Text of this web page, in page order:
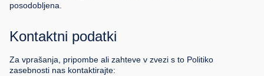
posodobljena.
Kontaktni podatki
Za vprašanja, pripombe ali zahteve v zvezi s to Politiko
zasebnosti nas kontaktirajte: